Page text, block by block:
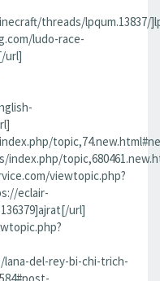
threads/lpqum.13837/
ludo-race-
url]
viewtopic.php?
eclair-
url]
del-rey-bi-chi-trich-